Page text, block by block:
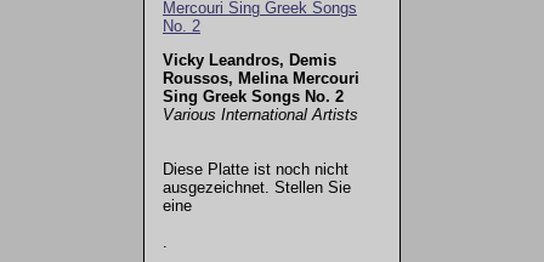
Vicky Leandros, Demis
Roussos, Melina Mercouri
Sing Greek Songs No. 2
Various International Artists
Diese Platte ist noch nicht
ausgezeichnet. Stellen Sie
eine